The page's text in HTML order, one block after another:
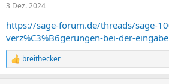
3 Dez. 2024
https://sage-forum.de/threads/sage-
verz%C3%B6gerungen-bei-der-
R
e
breithecker